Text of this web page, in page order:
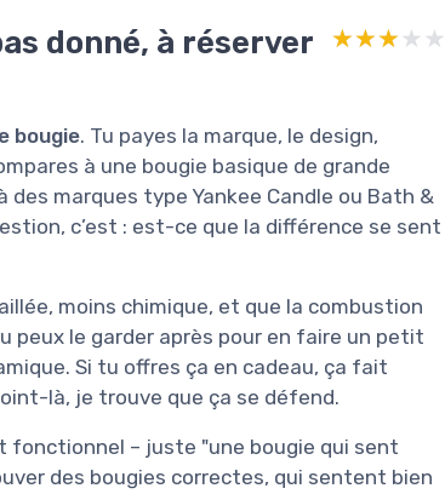
donné, à réserver
★★★★★
★★★★★
bougie. Tu payes la marque, le design,
à une bougie basique de grande
marques type Yankee Candle ou Bath &
c’est : est-ce que la différence se sent
moins chimique, et que la combustion
peux le garder après pour en faire un petit
Si tu offres ça en cadeau, ça fait
là, je trouve que ça se défend.
fonctionnel – juste "une bougie qui sent
des bougies correctes, qui sentent bien